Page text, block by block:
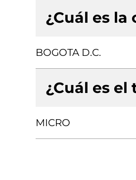
¿Cuál es
BOGOTA D.C.
¿Cuál es
MICRO